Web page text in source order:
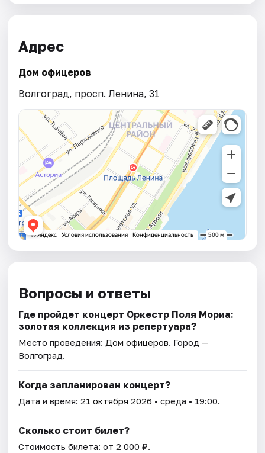
Адрес
Дом офицеров
Волгоград, просп. Ленина, 31
Вопросы и ответы
Где пройдет концерт Оркестр Поля Мориа:
золотая коллекция из репертуара?
Место проведения: Дом офицеров. Город —
Волгоград.
Когда запланирован концерт?
Дата и время:21 октября 2026 • среда • 19:00.
Сколько стоит билет?
Стоимость билета: от 2 000 ₽.